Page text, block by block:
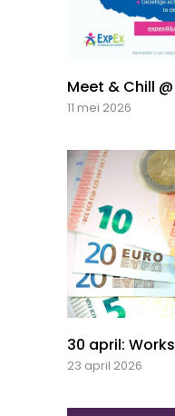
Meet & Chill
11 mei 2026
30 april:
23 april 2026